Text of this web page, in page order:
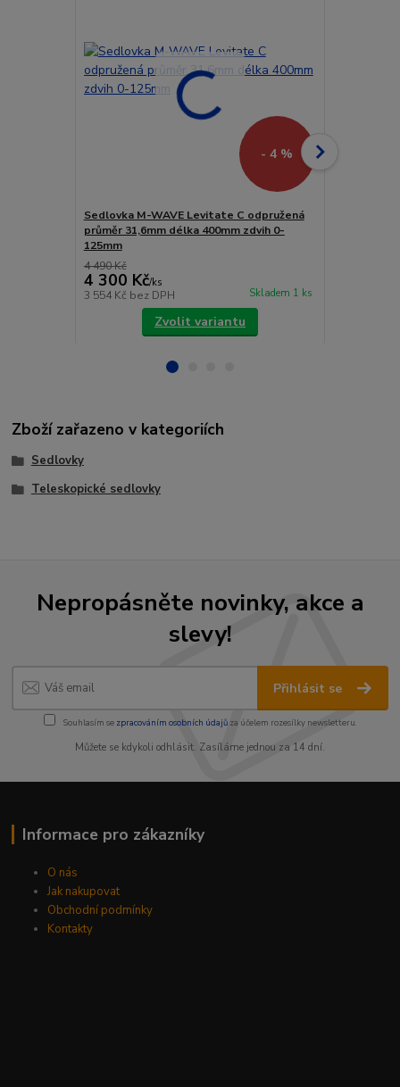
- 4 %
Sedlovka M-WAVE Levitate C odpružená
průměr 31,6mm délka 400mm zdvih 0-
125mm
4 490 Kč
4 300 Kč/ks
3 554 Kč bez DPH Skladem 1 ks
Zvolit variantu
Zboží zařazeno v kategoriích
Sedlovky
Teleskopické sedlovky
Nepropásněte novinky, akce a
slevy!
Přihlásit se
Souhlasím se zpracováním osobních údajůza účelem rozesílky newsletteru.
Můžete se kdykoli odhlásit. Zasíláme jednou za 14 dní.
Informace pro zákazníky
O nás
Jak nakupovat
Obchodní podmínky
Kontakty